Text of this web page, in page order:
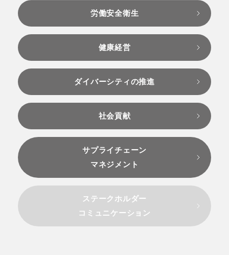
労働安全衛生
健康経営
ダイバーシティの推進
社会貢献
サプライチェーン
マネジメント
ステークホルダー
コミュニケーション